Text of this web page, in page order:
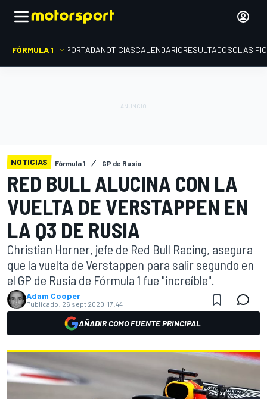
FÓRMULA 1 PORTADANOTICIASCALENDARIORESULTADOS
NOTICIAS Fórmula 1 GP de Rusia
RED BULL ALUCINA CON LA
VUELTA DE VERSTAPPEN EN
LA Q3 DE RUSIA
Christian Horner, jefe de Red Bull Racing, asegura
que la vuelta de Verstappen para salir segundo en
el GP de Rusia de Fórmula 1 fue "increíble".
Adam Cooper
Publicado: 26 sept 2020, 17:44
AÑADIR COMO FUENTE PRINCIPAL